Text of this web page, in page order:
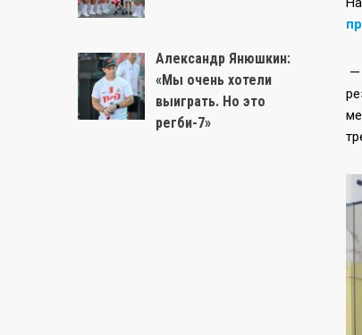
—
Александр Янюшкин:
«Мы очень хотели
выиграть. Но это
регби-7»